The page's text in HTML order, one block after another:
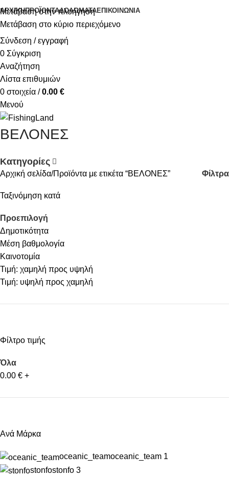
Μετάβαση στην πλοήγηση
Μετάβαση στο κύριο περιεχόμενο
ΑΡΧΙΚΉΠΡΟΪΌΝΤΑΔΟΛΏΜΑΤΑΕΠΙΚΟΙΝΩΝΊΑ
Σύνδεση / εγγραφή
0 Σύγκριση
Αναζήτηση
Λίστα επιθυμιών
0 στοιχεία / 0.00 €
Μενού
ΒΕΛΟΝΕΣ
Κατηγορίες
Αρχική σελίδα Προϊόντα με ετικέτα “ΒΕΛΟΝΕΣ” Φίλτρα
Ταξινόμηση κατά
Προεπιλογή
Δημοτικότητα
Μέση βαθμολογία
Καινοτομία
Τιμή: χαμηλή προς υψηλή
Τιμή: υψηλή προς χαμηλή
Φίλτρο τιμής
Όλα
0.00 € +
Ανά Μάρκα
oceanic_teamoceanic_team 1
stonfostonfo 3